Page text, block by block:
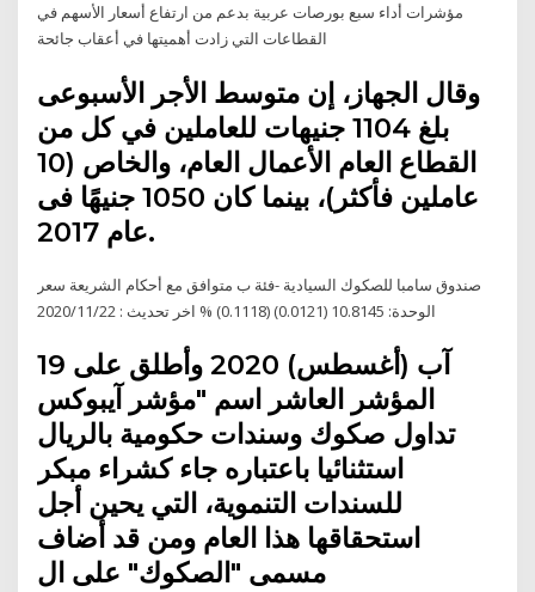
مؤشرات أداء سبع بورصات عربية بدعم من ارتفاع أسعار الأسهم في
القطاعات التي زادت أهميتها في أعقاب جائحة
وقال الجهاز، إن متوسط الأجر الأسبوعى
بلغ 1104 جنيهات للعاملين في كل من
القطاع العام الأعمال العام، والخاص (10
عاملين فأكثر)، بينما كان 1050 جنيهًا فى
عام 2017.
صندوق سامبا للصكوك السيادية -فئة ب متوافق مع أحكام الشريعة سعر
الوحدة: 10.8145 (0.0121) (0.1118) % اخر تحديث : 2020/11/22
19 آب (أغسطس) 2020 وأطلق على
المؤشر العاشر اسم "مؤشر آيبوكس
تداول صكوك وسندات حكومية بالريال
استثنائيا باعتباره جاء كشراء مبكر
للسندات التنموية، التي يحين أجل
استحقاقها هذا العام ومن قد أضاف
مسمى "الصكوك" على ال